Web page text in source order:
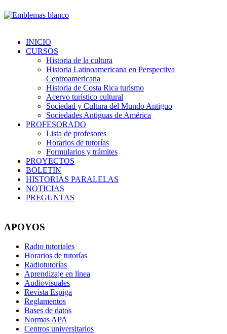
INICIO
CURSOS
Historia de la cultura
Historia Latinoamericana en Perspectiva
Centroamericana
Historia de Costa Rica turismo
Acervo turístico cultural
Sociedad y Cultura del Mundo Antiguo
Sociedades Antiguas de América
PROFESORADO
Lista de profesores
Horarios de tutorías
Formularios y trámites
PROYECTOS
BOLETIN
HISTORIAS PARALELAS
NOTICIAS
PREGUNTAS
APOYOS
Radio tutoriales
Horarios de tutorías
Radiotutorías
Aprendizaje en línea
Audiovisuales
Revista Espiga
Reglamentos
Bases de datos
Normas APA
Centros universitarios